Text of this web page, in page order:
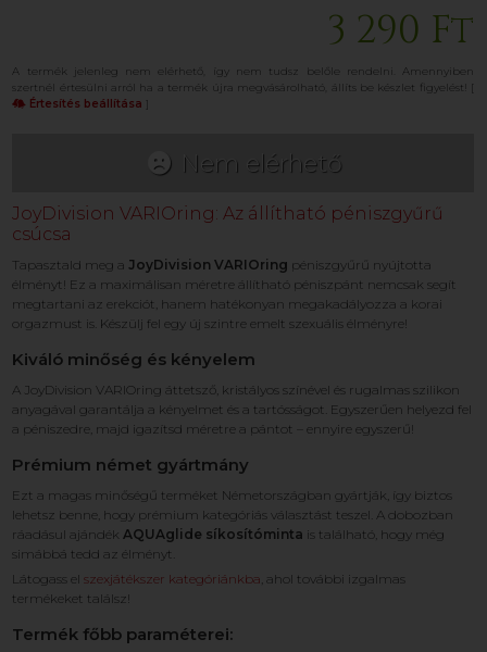
3 290 Ft
A termék jelenleg nem elérhető, így nem tudsz belőle rendelni. Amennyiben
szertnél értesülni arról ha a termék újra megvásárolható, állíts be készlet figyelést! [
Értesítés beállítása ]
Nem elérhető
JoyDivision VARIOring: Az állítható péniszgyűrű
csúcsa
Tapasztald meg aJoyDivision VARIOring péniszgyűrű nyújtotta
élményt! Ez a maximálisan méretre állítható péniszpánt nemcsak segít
megtartani az erekciót, hanem hatékonyan megakadályozza a korai
orgazmust is. Készülj fel egy új szintre emelt szexuális élményre!
Kiváló minőség és kényelem
A JoyDivision VARIOring áttetsző, kristályos színével és rugalmas szilikon
anyagával garantálja a kényelmet és a tartósságot. Egyszerűen helyezd fel
a péniszedre, majd igazítsd méretre a pántot – ennyire egyszerű!
Prémium német gyártmány
Ezt a magas minőségű terméket Németországban gyártják, így biztos
lehetsz benne, hogy prémium kategóriás választást teszel. A dobozban
ráadásul ajándékAQUAglide síkosítóminta is található, hogy még
simábbá tedd az élményt.
Látogass elszexjátékszer kategóriánkba, ahol további izgalmas
termékeket találsz!
Termék főbb paraméterei: